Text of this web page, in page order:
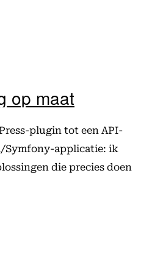
op maat
plugin tot een API-
Symfony-applicatie: ik
die precies doen